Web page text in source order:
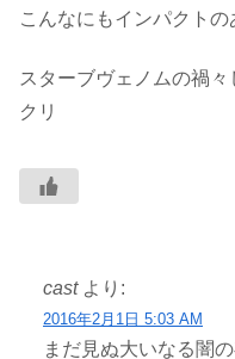
こんなにもインパクト
スターブヴェノムの禍
クリ
cast より:
2016年2月1日 5:03 AM
まだ見ぬ大いなる闇